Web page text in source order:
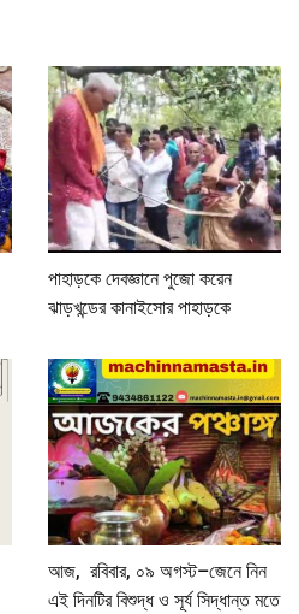
পাহাড়কে দেবজ্ঞানে পুজো করেন
ঝাড়খন্ডের কানাইসোর পাহাড়কে
আজ, রবিবার, ০৯ অগস্ট–জেনে নিন
এই দিনটির বিশুদ্ধ ও সূর্য সিদ্ধান্ত মতে